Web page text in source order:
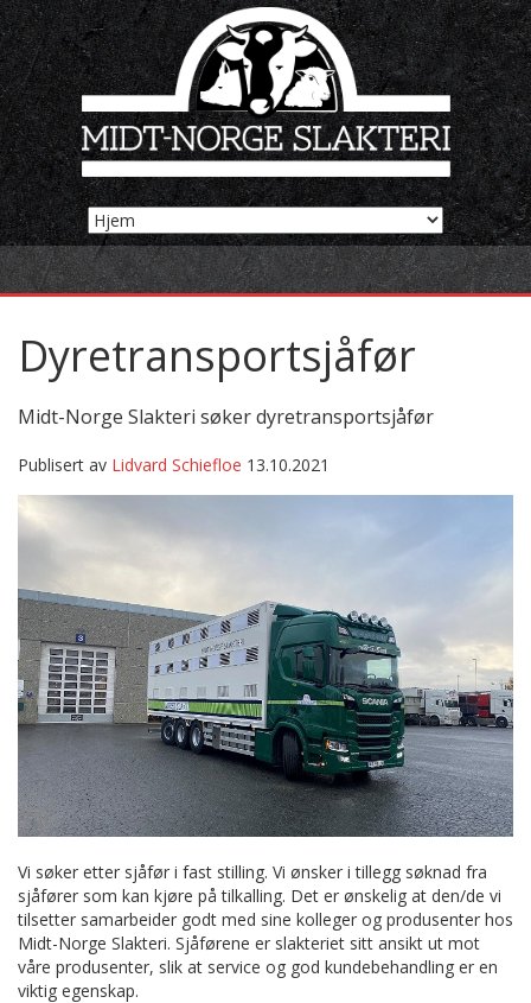
Dyretransportsjåfør
Midt-Norge Slakteri søker dyretransportsjåfør
Publisert av Lidvard Schiefloe 13.10.2021
Vi søker etter sjåfør i fast stilling. Vi ønsker i tillegg søknad fra
sjåfører som kan kjøre på tilkalling. Det er ønskelig at den/de vi
tilsetter samarbeider godt med sine kolleger og produsenter hos
Midt-Norge Slakteri. Sjåførene er slakteriet sitt ansikt ut mot
våre produsenter, slik at service og god kundebehandling er en
viktig egenskap.